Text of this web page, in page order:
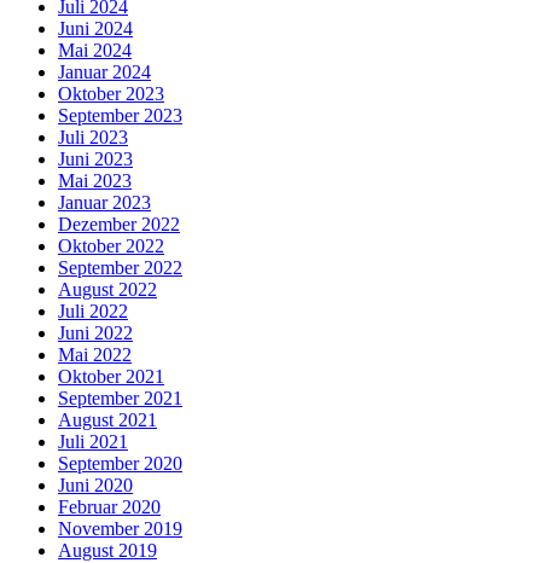
Juli 2024
Juni 2024
Mai 2024
Januar 2024
Oktober 2023
September 2023
Juli 2023
Juni 2023
Mai 2023
Januar 2023
Dezember 2022
Oktober 2022
September 2022
August 2022
Juli 2022
Juni 2022
Mai 2022
Oktober 2021
September 2021
August 2021
Juli 2021
September 2020
Juni 2020
Februar 2020
November 2019
August 2019